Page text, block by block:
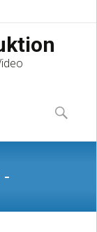
to
content
Suchen
nach: